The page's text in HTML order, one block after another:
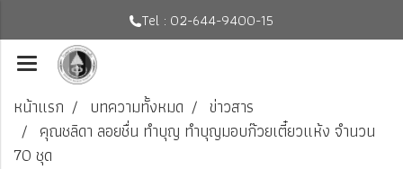
Tel : 02-644-9400-15
หน้าแรก บทความทั้งหมด
ข่าวสาร
คุณชลิดา ลอยชื่น ทำบุญ ทำบุญมอบก๊วยเตี๋ยวแห้ง จำนวน
70 ชุด